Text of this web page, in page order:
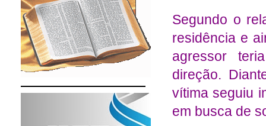
Segundo o
residência e
agressor
direção.
vítima seguiu
em busca de